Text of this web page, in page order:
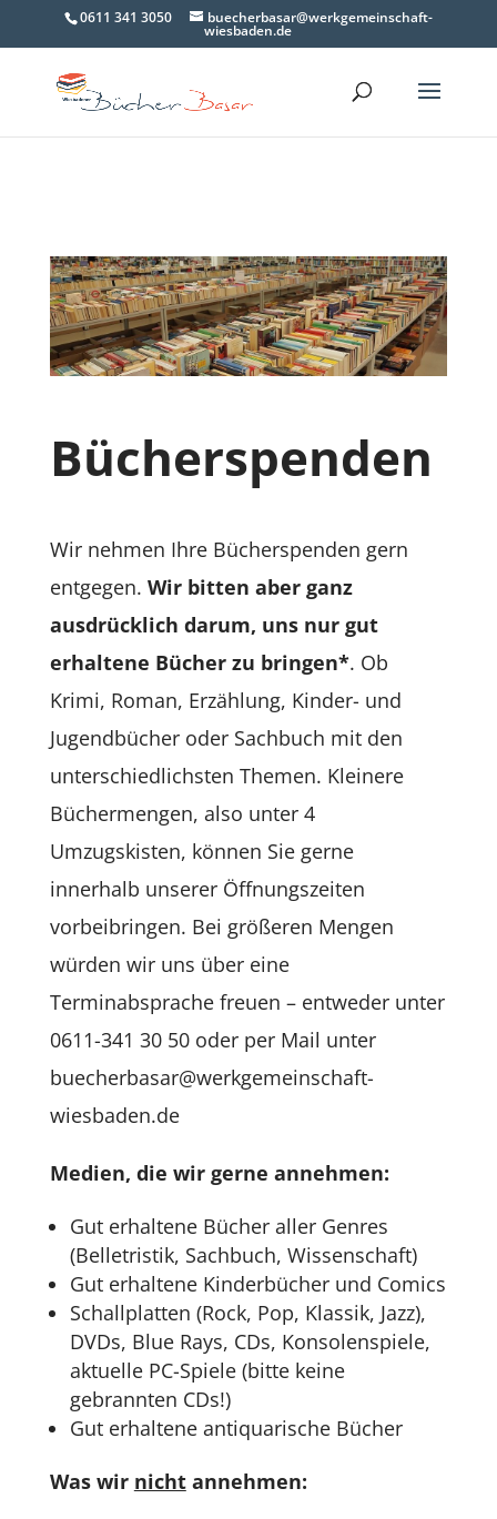
0611 341 3050 buecherbasar@werkgemeinschaft-
wiesbaden.de
Bücherspenden
Wir nehmen Ihre Bücherspenden gern
entgegen. Wir bitten aber ganz
ausdrücklich darum, uns nur gut
erhaltene Bücher zu bringen*. Ob
Krimi, Roman, Erzählung, Kinder- und
Jugendbücher oder Sachbuch mit den
unterschiedlichsten Themen. Kleinere
Büchermengen, also unter 4
Umzugskisten, können Sie gerne
innerhalb unserer Öffnungszeiten
vorbeibringen. Bei größeren Mengen
würden wir uns über eine
Terminabsprache freuen – entweder unter
0611-341 30 50 oder per Mail unter
buecherbasar@werkgemeinschaft-
wiesbaden.de
Medien, die wir gerne annehmen:
Gut erhaltene Bücher aller Genres
(Belletristik, Sachbuch, Wissenschaft)
Gut erhaltene Kinderbücher und Comics
Schallplatten (Rock, Pop, Klassik, Jazz),
DVDs, Blue Rays, CDs, Konsolenspiele,
aktuelle PC-Spiele (bitte keine
gebrannten CDs!)
Gut erhaltene antiquarische Bücher
Was wir nichtannehmen: